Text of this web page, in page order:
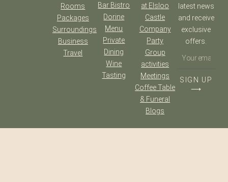
Rooms
Packages
Surroundings
Business
Travel
Bar Bistro
Dorine
Menu
Private
Dining
Wine
Tasting
at Elsloo
Castle
Company
Party
Group
activities
Meetings
Coffee Table
& Funeral
Blogs
latest news
and receive
exclusive
offers.
SIGN UP
⟶